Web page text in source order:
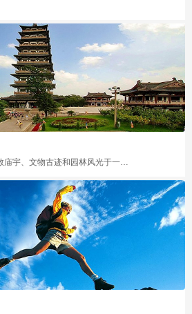
大明寺扬州第一名胜，集佛教庙宇、文物古迹和园林风光于一体的游览胜地